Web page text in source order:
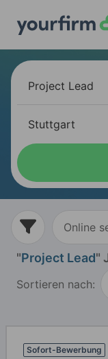
Online
"Project Lead"
Sortieren nach:
Sofort-Bewerbung